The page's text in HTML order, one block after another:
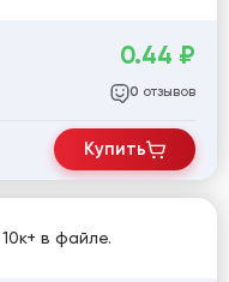
0.44 ₽
0 отзывов
Купить
в файле.